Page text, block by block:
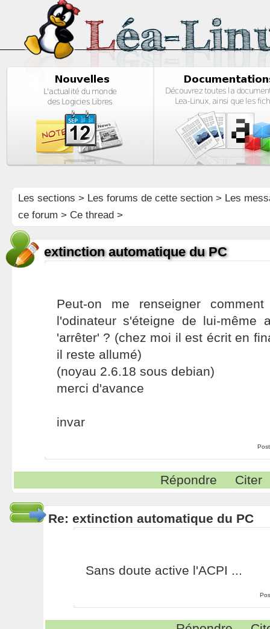
Les sections > Les forums de cette section> Les
ce forum > Ce thread >
extinction automatique du PC
Peut-on me renseigner
l'odinateur s'éteigne de lui-même
'arrêter' ? (chez moi il est écrit en
il reste allumé)
(noyau 2.6.18 sous debian)
merci d'avance
invar
Répondre Citer
Re: extinction automatique du PC
Sans doute active l'ACPI ...